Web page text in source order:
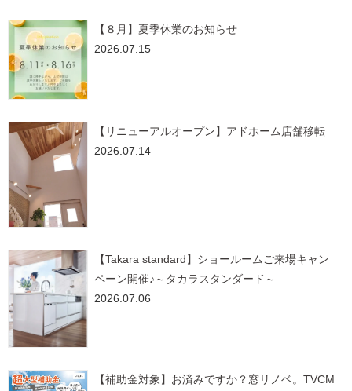
【８月】夏季休業のお知らせ
2026.07.15
【リニューアルオープン】アドホーム店舗移転
2026.07.14
【Takara standard】ショールームご来場キャン
ペーン開催♪～タカラスタンダード～
2026.07.06
【補助金対象】お済みですか？窓リノベ。TVCM